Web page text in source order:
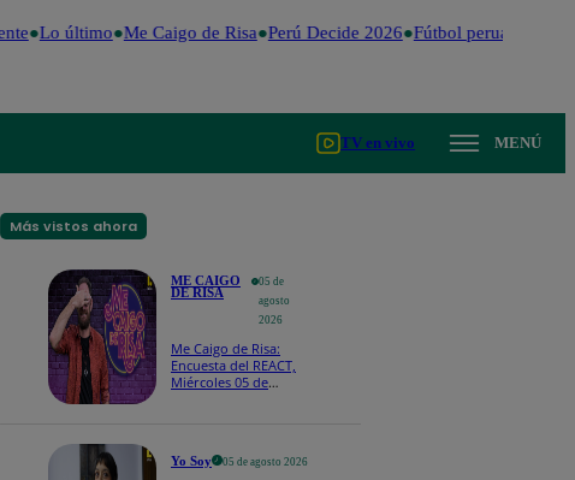
Lo último Me Caigo de Risa Perú Decide 2026 Fútbol peruano
TV en vivo MENÚ
Más vistos ahora
ME CAIGO
DE RISA
05 de
agosto
2026
Me Caigo de Risa:
Encuesta del REACT,
Miércoles 05 de
Yo Soy 05 de agosto 2026